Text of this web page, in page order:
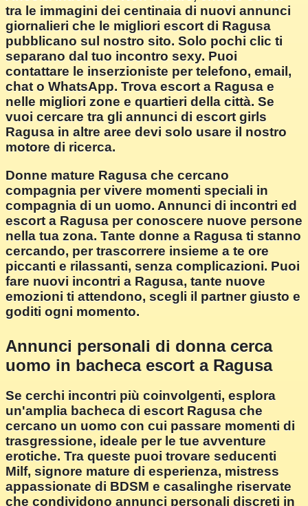
tra le immagini dei centinaia di nuovi annunci
giornalieri che le migliori escort di Ragusa
pubblicano sul nostro sito. Solo pochi clic ti
separano dal tuo incontro sexy. Puoi
contattare le inserzioniste per telefono, email,
chat o WhatsApp. Trova escort a Ragusa e
nelle migliori zone e quartieri della città. Se
vuoi cercare tra gli annunci di escort girls
Ragusa in altre aree devi solo usare il nostro
motore di ricerca.
Donne mature Ragusa che cercano
compagnia per vivere momenti speciali in
compagnia di un uomo. Annunci di incontri ed
escort a Ragusa per conoscere nuove persone
nella tua zona. Tante donne a Ragusa ti stanno
cercando, per trascorrere insieme a te ore
piccanti e rilassanti, senza complicazioni. Puoi
fare nuovi incontri a Ragusa, tante nuove
emozioni ti attendono, scegli il partner giusto e
goditi ogni momento.
Annunci personali di donna cerca
uomo in bacheca escort a Ragusa
Se cerchi incontri più coinvolgenti, esplora
un'amplia bacheca di escort Ragusa che
cercano un uomo con cui passare momenti di
trasgressione, ideale per le tue avventure
erotiche. Tra queste puoi trovare seducenti
Milf, signore mature di esperienza, mistress
appassionate di BDSM e casalinghe riservate
che condividono annunci personali discreti in